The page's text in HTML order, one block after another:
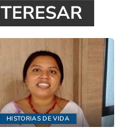
HISTORIAS DE VIDA